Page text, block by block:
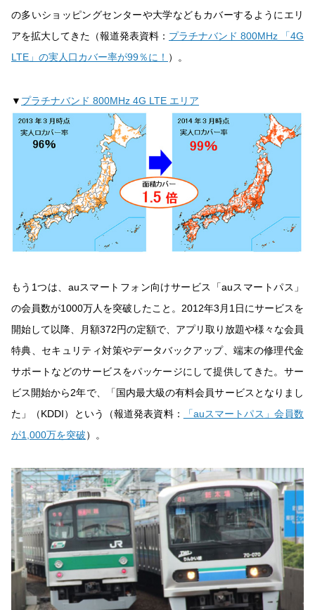
の多いショッピングセンターや大学などもカバーするようにエリ
アを拡大してきた（報道発表資料： プラチナバンド 800MHz 「4G
LTE」の実人口カバー率が99％に！ ）。
▼ プラチナバンド 800MHz 4G LTE エリア
もう1つは、auスマートフォン向けサービス「auスマートパス」
の会員数が1000万人を突破したこと。2012年3月1日にサービスを
開始して以降、月額372円の定額で、アプリ取り放題や様々な会員
特典、セキュリティ対策やデータバックアップ、端末の修理代金
サポートなどのサービスをパッケージにして提供してきた。サー
ビス開始から2年で、「国内最大級の有料会員サービスとなりまし
た」（KDDI）という（報道発表資料：
「auスマートパス」会員数
が1,000万を突破）。